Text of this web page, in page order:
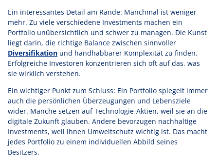
Ein interessantes Detail am Rande: Manchmal ist weniger
mehr. Zu viele verschiedene Investments machen ein
Portfolio unübersichtlich und schwer zu managen. Die Kunst
liegt darin, die richtige Balance zwischen sinnvoller
Diversifikation und handhabbarer Komplexität zu finden.
Erfolgreiche Investoren konzentrieren sich oft auf das, was
sie wirklich verstehen.
Ein wichtiger Punkt zum Schluss: Ein Portfolio spiegelt immer
auch die persönlichen Überzeugungen und Lebensziele
wider. Manche setzen auf Technologie-Aktien, weil sie an die
digitale Zukunft glauben. Andere bevorzugen nachhaltige
Investments, weil ihnen Umweltschutz wichtig ist. Das macht
jedes Portfolio zu einem individuellen Abbild seines
Besitzers.